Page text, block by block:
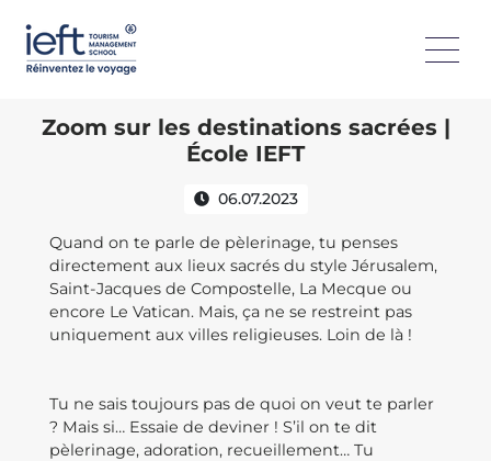
Zoom sur les destinations sacrées |
École IEFT
06.07.2023
Quand on te parle de pèlerinage, tu penses
directement aux lieux sacrés du style Jérusalem,
Saint-Jacques de Compostelle, La Mecque ou
encore Le Vatican. Mais, ça ne se restreint pas
uniquement aux villes religieuses. Loin de là !
Tu ne sais toujours pas de quoi on veut te parler
? Mais si… Essaie de deviner ! S’il on te dit
pèlerinage, adoration, recueillement… Tu